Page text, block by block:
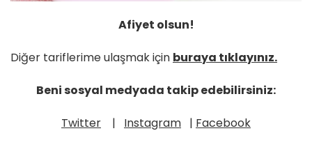
Afiyet olsun!
Diğer tariflerime ulaşmak için buraya tıklayınız.
Beni sosyal medyada takip edebilirsiniz:
Twitter | Instagram | Facebook